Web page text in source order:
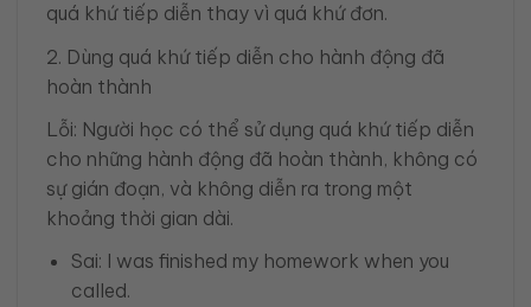
quá khứ tiếp diễn thay vì quá khứ đơn.
2. Dùng quá khứ tiếp diễn cho hành động đã
hoàn thành
Lỗi: Người học có thể sử dụng quá khứ tiếp diễn
cho những hành động đã hoàn thành, không có
sự gián đoạn, và không diễn ra trong một
khoảng thời gian dài.
Sai: I was finished my homework when you
called.